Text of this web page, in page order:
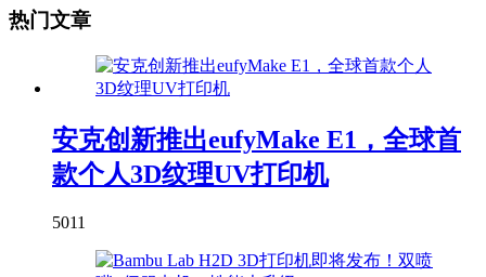
热门文章
安克创新推出eufyMake E1，全球首
款个人3D纹理UV打印机
5011